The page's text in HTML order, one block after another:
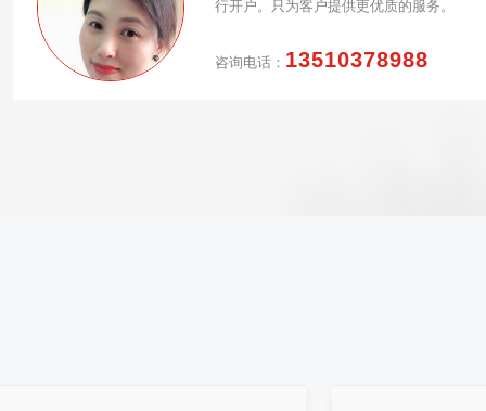
行开户。只为客户提供更优质的服务。
咨询电话： 13510378988